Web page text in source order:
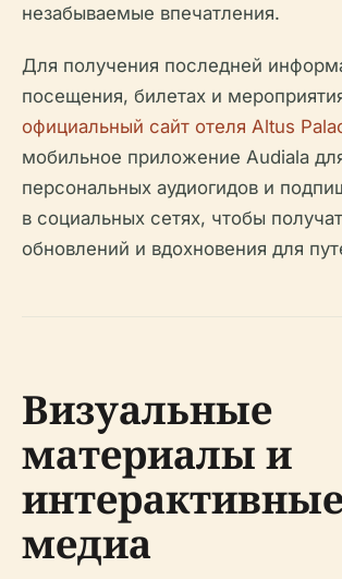
незабываемые впечатления.
Для получения последней
посещения, билетах и
официальный сайт отеля Altus
мобильное приложение Audiala
персональных аудиогидов и
в социальных сетях, чтобы
обновлений и вдохновения для
Визуальные
материалы и
медиа